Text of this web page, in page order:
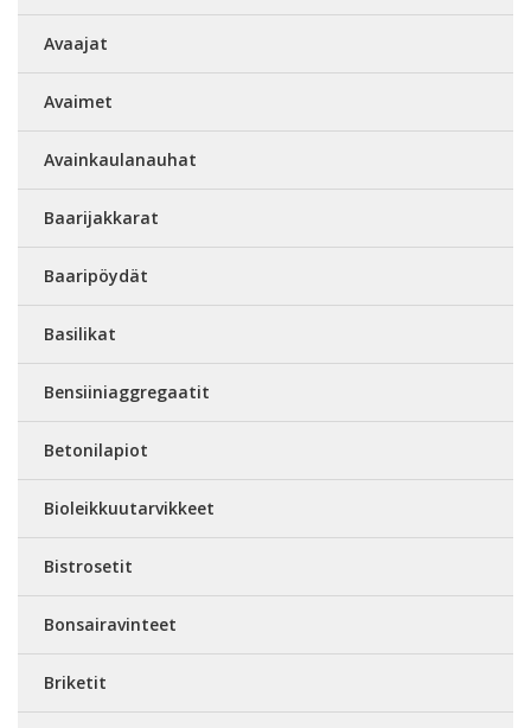
Avaajat
Avaimet
Avainkaulanauhat
Baarijakkarat
Baaripöydät
Basilikat
Bensiiniaggregaatit
Betonilapiot
Bioleikkuutarvikkeet
Bistrosetit
Bonsairavinteet
Briketit